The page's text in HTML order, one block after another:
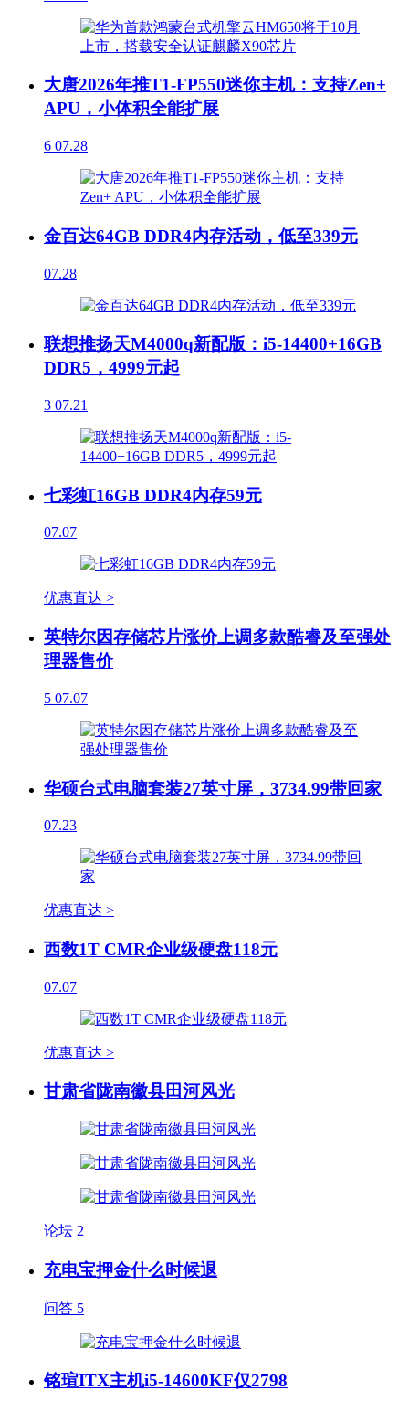
大唐2026年推T1-FP550迷你主机：支持Zen+
APU，小体积全能扩展
6 07.28
金百达64GB DDR4内存活动，低至339元
07.28
联想推扬天M4000q新配版：i5-14400+16GB
DDR5，4999元起
3 07.21
七彩虹16GB DDR4内存59元
07.07
优惠直达 >
英特尔因存储芯片涨价上调多款酷睿及至强处
理器售价
5 07.07
华硕台式电脑套装27英寸屏，3734.99带回家
07.23
优惠直达 >
西数1T CMR企业级硬盘118元
07.07
优惠直达 >
甘肃省陇南徽县田河风光
论坛 2
充电宝押金什么时候退
问答 5
铭瑄ITX主机i5-14600KF仅2798